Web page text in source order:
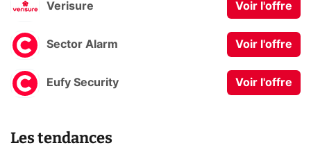
Verisure Voir l'offre
Sector Alarm Voir l'offre
Eufy Security Voir l'offre
Les tendances